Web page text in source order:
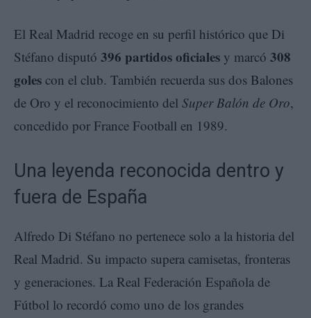
El Real Madrid recoge en su perfil histórico que Di
Stéfano disputó 396 partidos oficiales y marcó 308
goles con el club. También recuerda sus dos Balones
de Oro y el reconocimiento del Super Balón de Oro,
concedido por France Football en 1989.
Una leyenda reconocida dentro y
fuera de España
Alfredo Di Stéfano no pertenece solo a la historia del
Real Madrid. Su impacto supera camisetas, fronteras
y generaciones. La Real Federación Española de
Fútbol lo recordó como uno de los grandes